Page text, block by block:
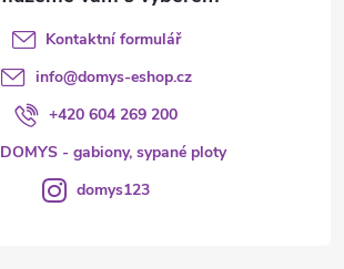
Kontaktní formulář
info@domys-eshop.cz
+420 604 269 200
DOMYS - gabiony, sypané ploty
domys123